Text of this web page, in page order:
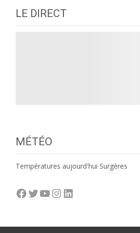
LE DIRECT
MÉTÉO
Températures aujourd'hui Surgères
Facebook
Twitter
YouTube
Instagram
LinkedIn